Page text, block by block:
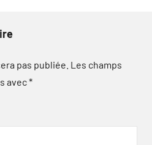
pas publiée. Les champs
avec*